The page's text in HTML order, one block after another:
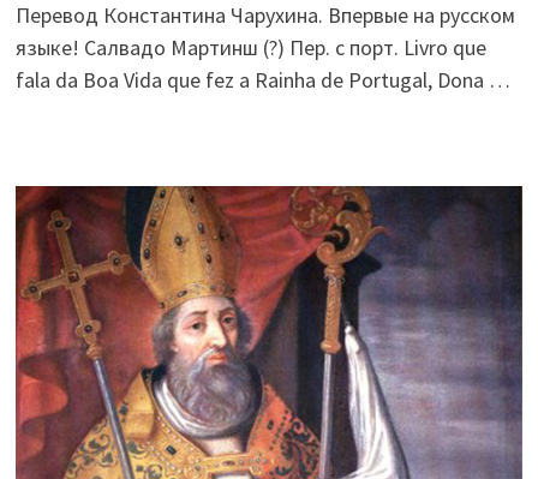
Перевод Константина Чарухина. Впервые на русском
языке! Салвадо Мартинш (?) Пер. с порт. Livro que
fala da Boa Vida que fez a Rainha de Portugal, Dona …